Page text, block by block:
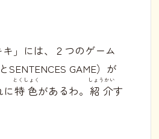
」には、２つのゲーム
SENTENCES GAME）が
に特色
とくしょく
があるわ。 紹介
しょうかい
す